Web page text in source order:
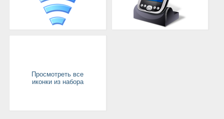
Просмотреть все
иконки из набора